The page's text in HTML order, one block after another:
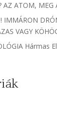
AZ ATOM, MEG
IMMÁRON
VAGY
Hármas